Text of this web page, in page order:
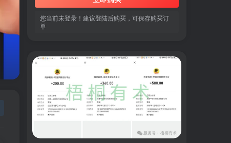
您当前未登录！建议登陆后购买，可保存购买订
单